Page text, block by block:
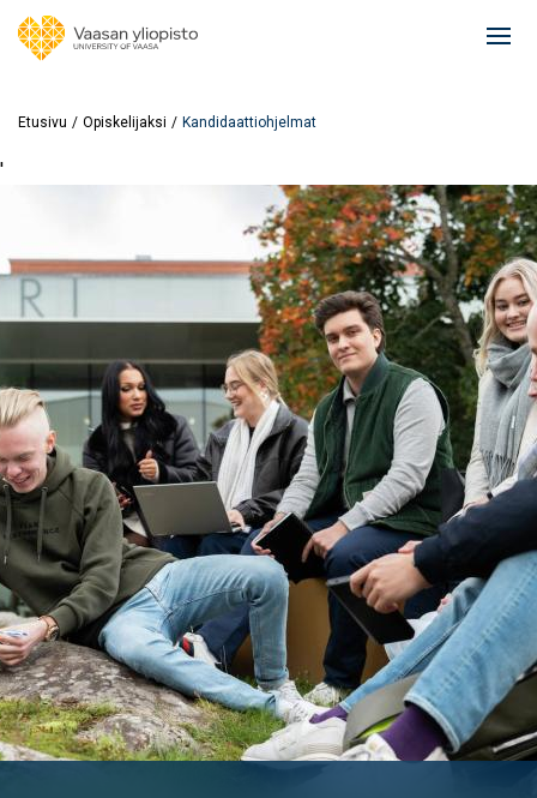
Etusivu Opiskelijaksi Kandidaattiohjelmat
'